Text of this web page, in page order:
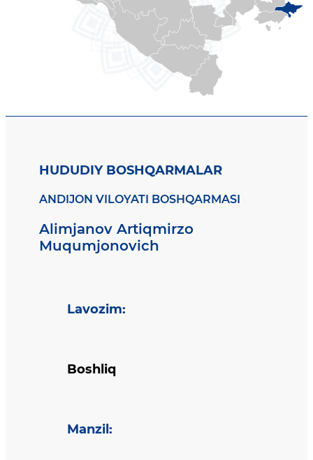
HUDUDIY BOSHQARMALAR
ANDIJON VILOYATI BOSHQARMASI
Alimjanov Artiqmirzo
Muqumjonovich
Lavozim:
Boshliq
Manzil :